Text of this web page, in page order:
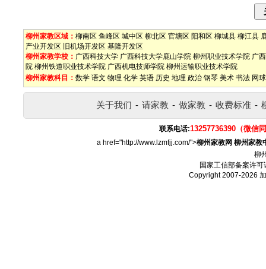
柳州家教区域： 柳南区 鱼峰区 城中区 柳北区 官塘区 阳和区 柳城县 柳江县
产业开发区
旧机场开发区 基隆开发区
柳州家教学校： 广西科技大学 广西科技大学鹿山学院 柳州职业技术学院 广
院 柳州铁道职业技术学院 广西机电技师学院 柳州运输职业技术学院
柳州家教科目： 数学 语文 物理 化学 英语 历史 地理 政治 钢琴 美术 书法 网球
关于我们 - 请家教 - 做家教 - 收费标准 -
联系电话:13257736390（微信
a href="http://www.lzmfjj.com/">柳州家教网 柳州家教
柳
国家工信部备案许可
Copyright 2007-2026